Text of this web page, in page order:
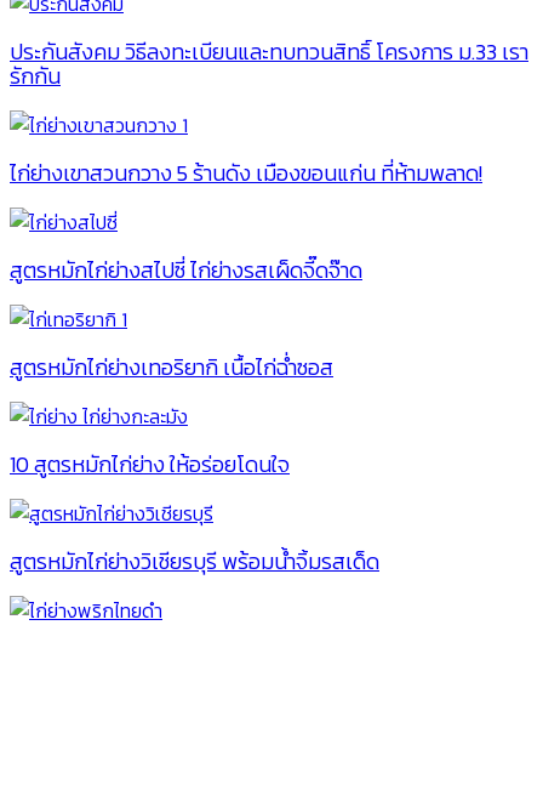
ประกันสังคม วิธีลงทะเบียนและทบทวนสิทธิ์ โครงการ ม.33 เรา
รักกัน
ไก่ย่างเขาสวนกวาง 5 ร้านดัง เมืองขอนแก่น ที่ห้ามพลาด!
สูตรหมักไก่ย่างสไปซี่ ไก่ย่างรสเผ็ดจี๊ดจ๊าด
สูตรหมักไก่ย่างเทอริยากิ เนื้อไก่ฉ่ำซอส
10 สูตรหมักไก่ย่าง ให้อร่อยโดนใจ
สูตรหมักไก่ย่างวิเชียรบุรี พร้อมน้ำจิ้มรสเด็ด